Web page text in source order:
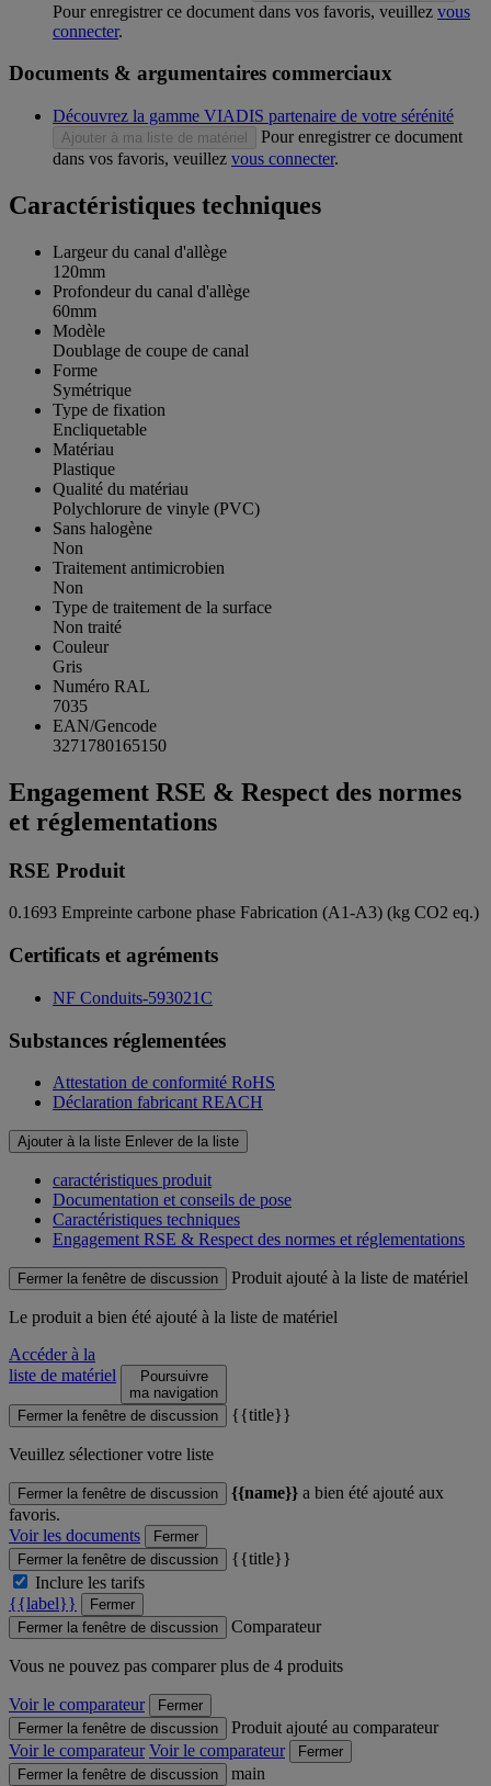
Pour enregistrer ce document dans vos favoris, veuillez vous
connecter.
Documents & argumentaires commerciaux
Découvrez la gamme VIADIS partenaire de votre sérénité
Ajouter à ma liste de matériel
Pour enregistrer ce document
dans vos favoris, veuillez vous connecter.
Caractéristiques techniques
Largeur du canal d'allège
120mm
Profondeur du canal d'allège
60mm
Modèle
Doublage de coupe de canal
Forme
Symétrique
Type de fixation
Encliquetable
Matériau
Plastique
Qualité du matériau
Polychlorure de vinyle (PVC)
Sans halogène
Non
Traitement antimicrobien
Non
Type de traitement de la surface
Non traité
Couleur
Gris
Numéro RAL
7035
EAN/Gencode
3271780165150
Engagement RSE & Respect des normes
et réglementations
RSE Produit
0.1693 Empreinte carbone phase Fabrication (A1-A3) (kg CO2 eq.)
Certificats et agréments
NF Conduits-593021C
Substances réglementées
Attestation de conformité RoHS
Déclaration fabricant REACH
Ajouter à la liste Enlever de la liste
caractéristiques produit
Documentation et conseils de pose
Caractéristiques techniques
Engagement RSE & Respect des normes et réglementations
Fermer la fenêtre de discussion Produit ajouté à la liste de matériel
Le produit a bien été ajouté à la liste de matériel
Accéder à la
liste de matériel
Poursuivre
ma navigation
Fermer la fenêtre de discussion
{{title}}
Veuillez sélectioner votre liste
Fermer la fenêtre de discussion {{name}} a bien été ajouté aux
favoris.
Voir les documents
Fermer
Fermer la fenêtre de discussion
{{title}}
Inclure les tarifs
{{label}}
Fermer
Fermer la fenêtre de discussion
Comparateur
Vous ne pouvez pas comparer plus de 4 produits
Voir le comparateur
Fermer
Fermer la fenêtre de discussion
Produit ajouté au comparateur
Voir le comparateur Voir le comparateur
Fermer
Fermer la fenêtre de discussion
main